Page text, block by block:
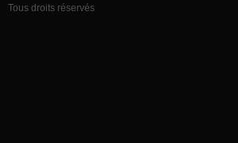
Tous droits réservés